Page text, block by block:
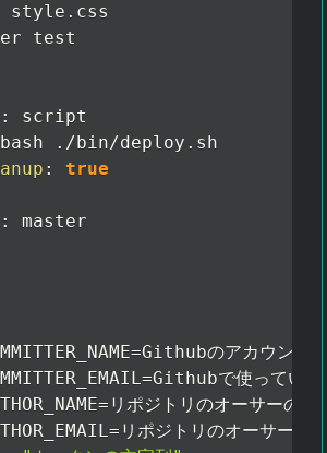
style.css
test
:
script
bash ./bin/deploy.sh
:
true
:
master
のアカウント
で使っている
リポジトリのオーサーのア
リポジトリのオーサーの